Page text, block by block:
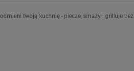
twoją kuchnię - piecze, smaży i grilluje